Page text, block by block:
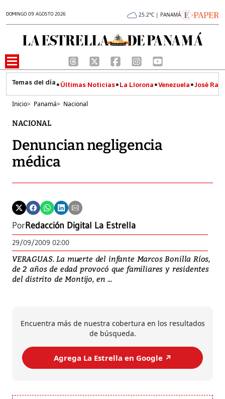
DOMINGO 09 AGOSTO 2026 25.2°C | PANAMÁ
Últimas Noticias La Llorona Venezuela José
Inicio> Panamá> Nacional
NACIONAL
Denuncian negligencia
médica
PorRedacción Digital La Estrella
29/09/2009 02:00
VERAGUAS. La muerte del infante Marcos Bonilla Ríos,
de 2 años de edad provocó que familiares y residentes
del distrito de Montijo, en ...
Encuentra más de nuestra cobertura en los resultados
de búsqueda.
Agrega La Estrella en Google ↗️